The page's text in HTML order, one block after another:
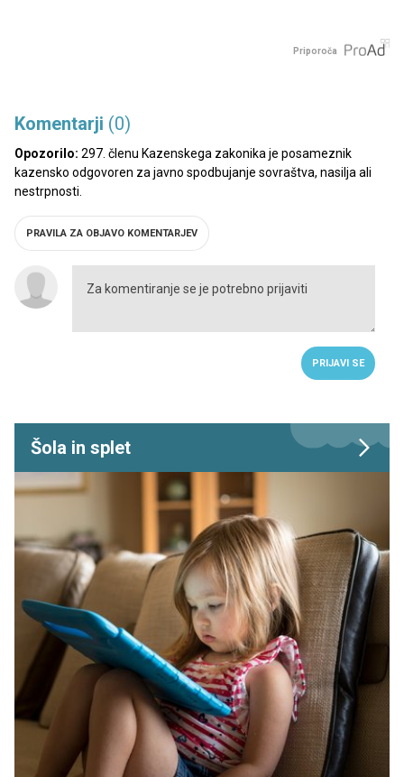
Priporoča
Komentarji (0)
Opozorilo: 297. členu Kazenskega zakonika je posameznik
kazensko odgovoren za javno spodbujanje sovraštva, nasilja ali
nestrpnosti.
PRAVILA ZA OBJAVO KOMENTARJEV
PRIJAVI SE
Šola in splet